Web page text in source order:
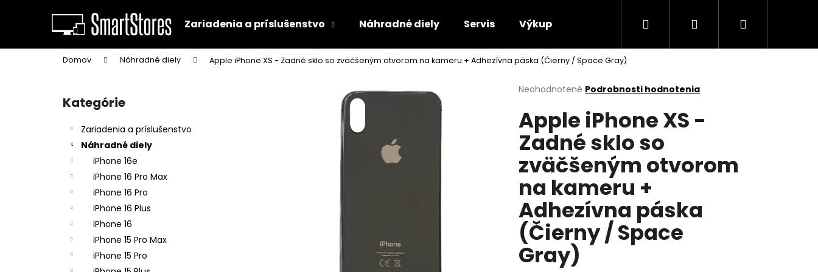
Zariadenia a príslušenstvo Náhradné diely Servis Výkup Kontakt
Hľadať PrihlásenieNákupný
Domov Náhradné diely Apple iPhone XS - Zadné sklo so zväčšeným otvorom na kameru + Adhezívna páska (Čierny / Space Gray)
Preskočiť
kategórie
Kategórie
Zariadenia a príslušenstvo
Náhradné diely
iPhone 16e
iPhone 16 Pro Max
iPhone 16 Pro
iPhone 16 Plus
iPhone 16
iPhone 15 Pro Max
iPhone 15 Pro
Priemerné
produktu
je
0,0
z
5
hviezdičiek.
Neohodnotené Podrobnosti hodnotenia
Apple iPhone XS -
Zadné sklo so
zväčšeným otvorom
na kameru +
Adhezívna páska
(Čierny / Space
Gray)
í
Späť
do
obchodu
Späť
do
obchodu
Čo potrebujete nájsť?
Odporúčame